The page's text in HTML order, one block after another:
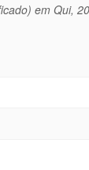
em Qui,